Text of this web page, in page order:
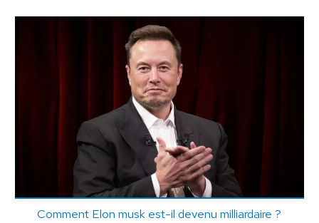
Comment Elon musk est-il devenu milliardaire ?